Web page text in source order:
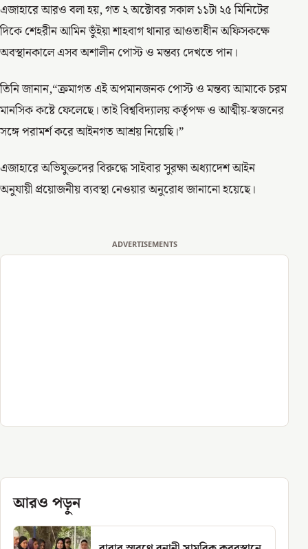
এজাহারে আরও বলা হয়, গত ২ অক্টোবর সকাল ১১টা ২৫ মিনিটের
দিকে শেহরীন আমিন ভুঁইয়া শাহবাগ থানার আওতাধীন অফিসকক্ষে
অবস্থানকালে এসব অশালীন পোস্ট ও মন্তব্য দেখতে পান।
তিনি জানান,“ক্রমাগত এই অপমানজনক পোস্ট ও মন্তব্য আমাকে চরম
মানসিক কষ্টে ফেলেছে। তাই বিশ্ববিদ্যালয় কর্তৃপক্ষ ও আত্মীয়-স্বজনের
সঙ্গে পরামর্শ করে আইনগত আশ্রয় নিয়েছি।”
এজাহারে অভিযুক্তদের বিরুদ্ধে সাইবার সুরক্ষা অধ্যাদেশ আইন
অনুযায়ী প্রয়োজনীয় ব্যবস্থা নেওয়ার অনুরোধ জানানো হয়েছে।
ADVERTISEMENTS
আরও পড়ুন